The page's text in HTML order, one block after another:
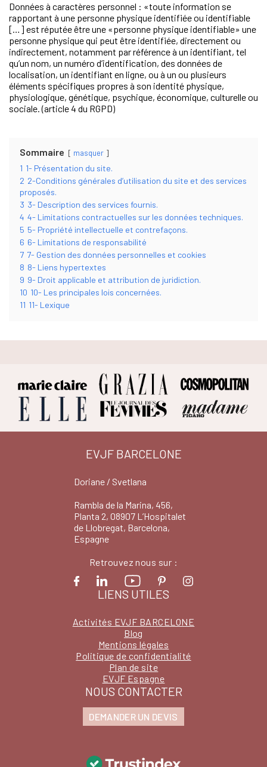
Données à caractères personnel : «toute information se
rapportant à une personne physique identifiée ou identifiable
[…] est réputée être une «personne physique identifiable» une
personne physique qui peut être identifiée, directement ou
indirectement, notamment par référence à un identifiant, tel
qu’un nom, un numéro d’identification, des données de
localisation, un identifiant en ligne, ou à un ou plusieurs
éléments spécifiques propres à son identité physique,
physiologique, génétique, psychique, économique, culturelle ou
sociale. (article 4 du RGPD)
Sommaire masquer
1 1- Présentation du site.
2 2-Conditions générales d’utilisation du site et des services
proposés.
3 3- Description des services fournis.
4 4- Limitations contractuelles sur les données techniques.
5 5- Propriété intellectuelle et contrefaçons.
6 6- Limitations de responsabilité
7 7- Gestion des données personnelles et cookies
8 8- Liens hypertextes
9 9- Droit applicable et attribution de juridiction.
10 10- Les principales lois concernées.
11 11- Lexique
EVJF BARCELONE
Doriane / Svetlana
Rambla de la Marina, 456,
Planta 2, 08907 L’Hospitalet
de Llobregat, Barcelona,
Espagne
Retrouvez nous sur :
LIENS UTILES
Activités EVJF BARCELONE
Blog
Mentions légales
Politique de confidentialité
Plan de site
EVJF Espagne
NOUS CONTACTER
DEMANDER UN DEVIS